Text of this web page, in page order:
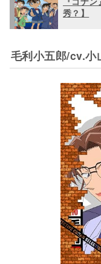
秀？】
毛利小五郎/cv.小